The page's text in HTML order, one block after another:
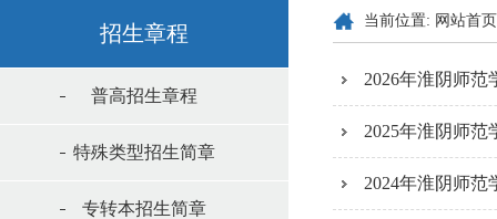
招生章程
普高招生章程
特殊类型招生简章
专转本招生简章
当前位置: 网站首页
2026年淮阴师
2025年淮阴师
2024年淮阴师